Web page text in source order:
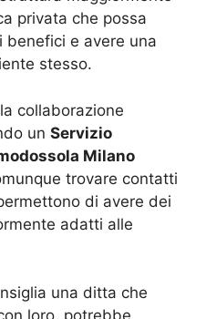
privata che possa
benefici e avere una
stesso.
collaborazione
un Servizio
Milano
trovare contatti
di avere dei
adatti alle
una ditta che